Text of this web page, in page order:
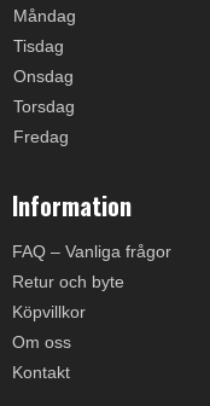
Måndag
Tisdag
Onsdag
Torsdag
Fredag
Information
FAQ – Vanliga frågor
Retur och byte
Köpvillkor
Om oss
Kontakt